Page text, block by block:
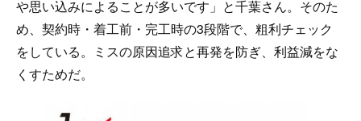
や思い込みによることが多いです」と千葉さん。そのた
め、契約時・着工前・完工時の3段階で、粗利チェック
をしている。ミスの原因追求と再発を防ぎ、利益減をな
くすためだ。